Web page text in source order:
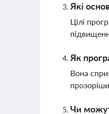
Які
Цілі
Як
Вона
Чи